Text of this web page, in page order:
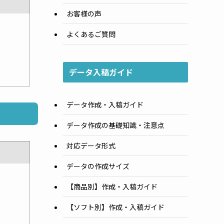
お客様の声
よくあるご質問
データ入稿ガイド
データ作成・入稿ガイド
データ作成の基礎知識・注意点
対応データ形式
データの作成サイズ
【商品別】作成・入稿ガイド
【ソフト別】作成・入稿ガイド